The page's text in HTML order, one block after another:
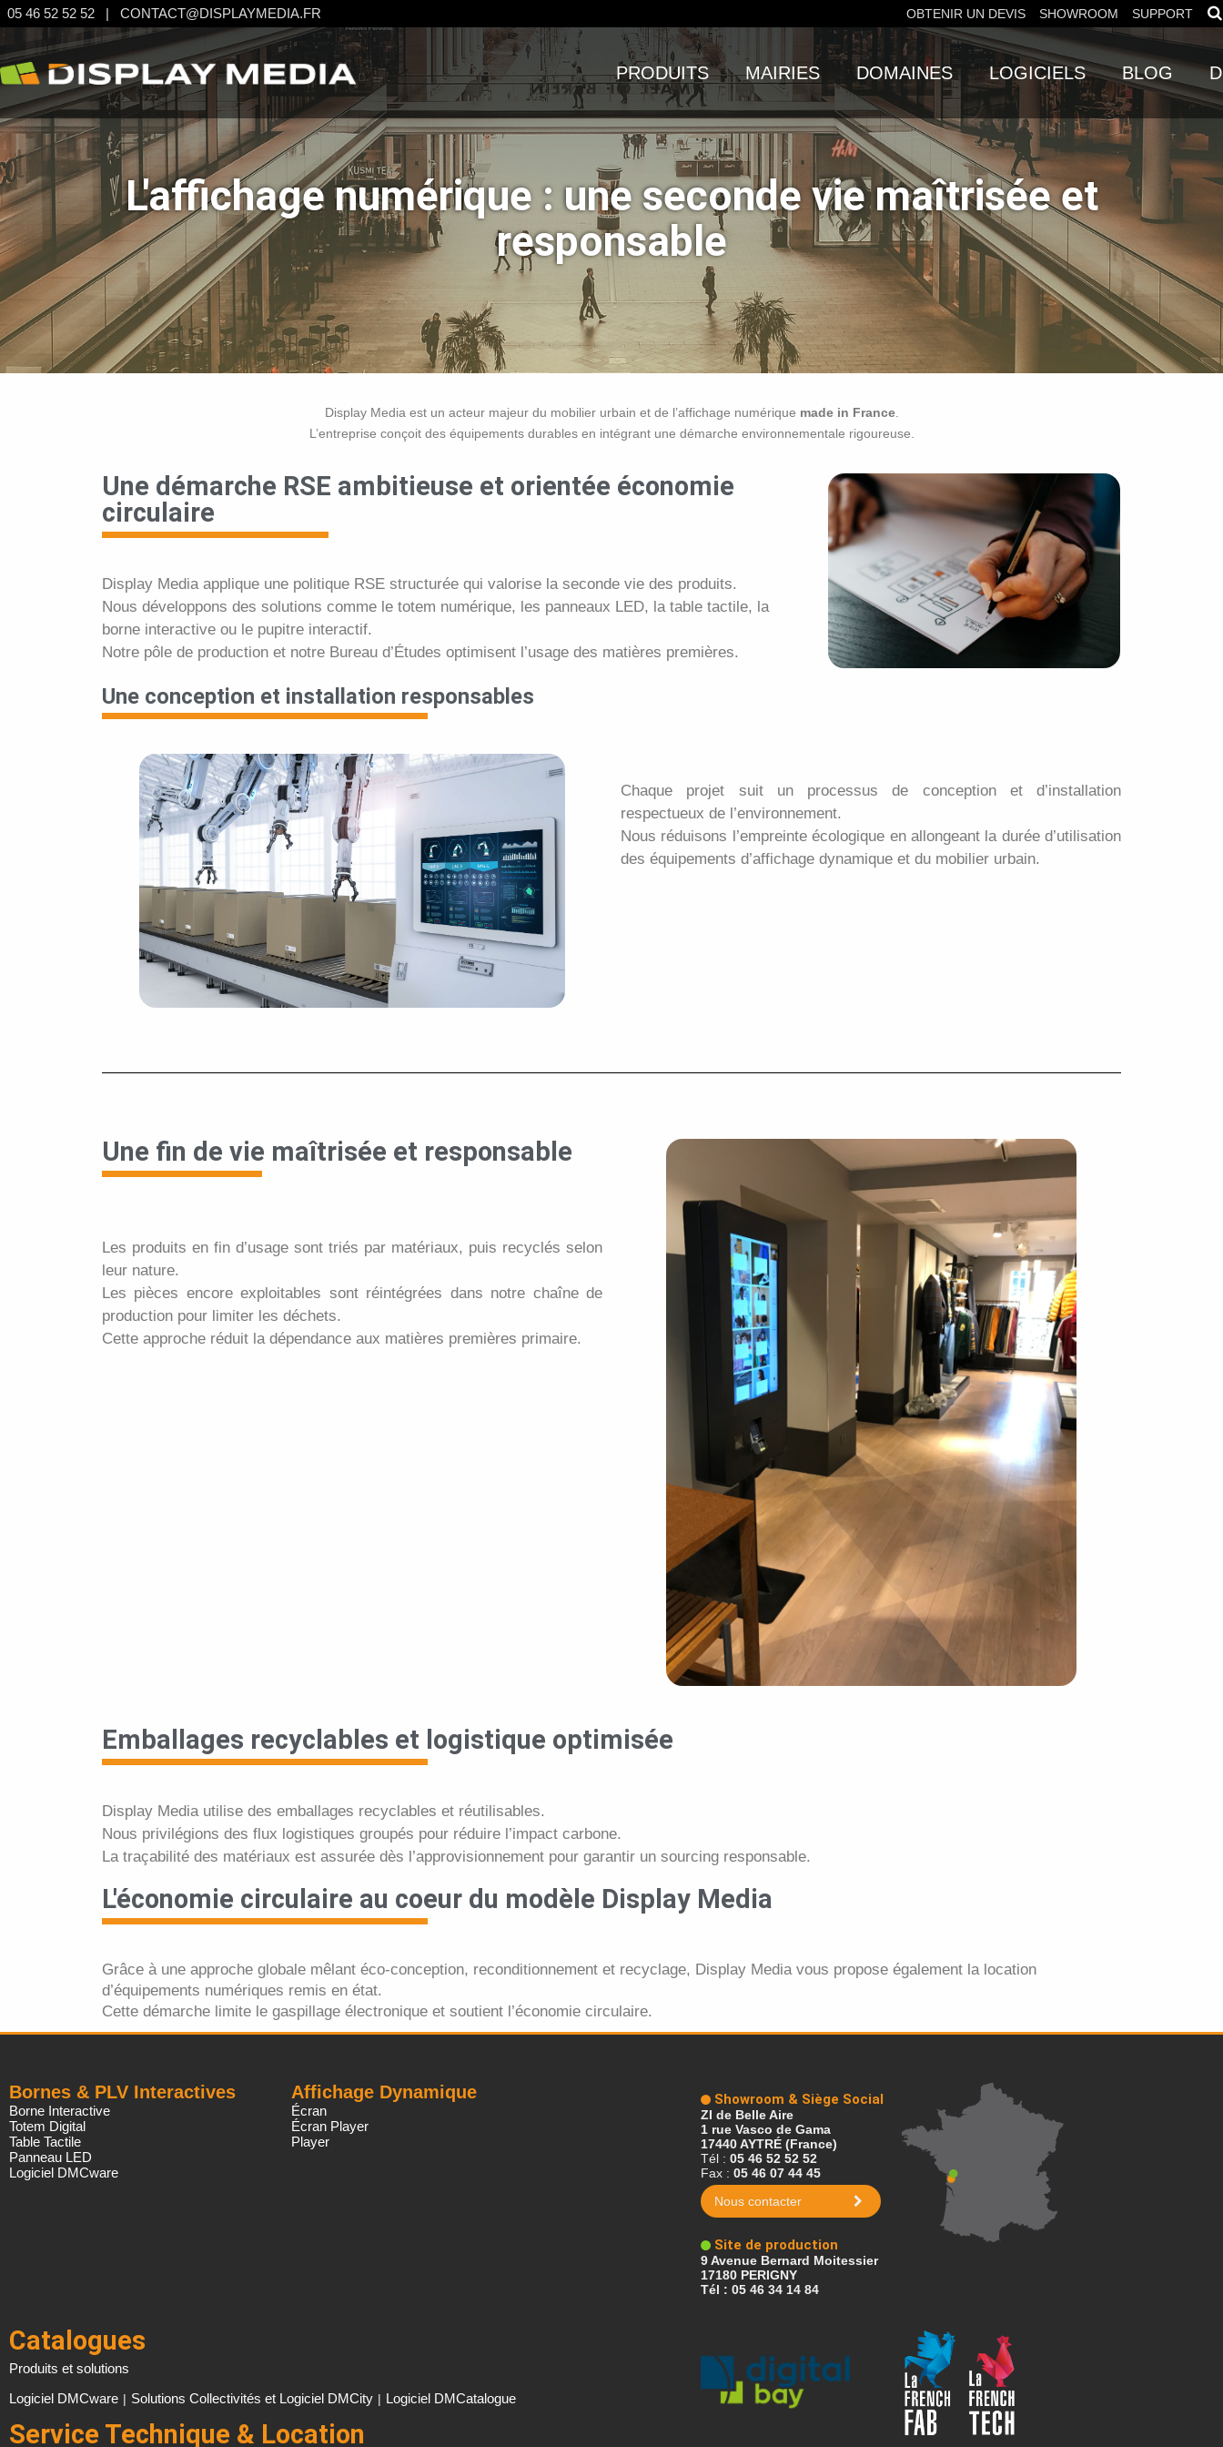
05 46 52 52 52 | CONTACT@DISPLAYMEDIA.FR OBTENIR UN DEVIS SHOWROOM SUPPORT
PRODUITS MAIRIES DOMAINES LOGICIELS BLOG
L'affichage numérique : une seconde vie maîtrisée et
responsable
Display Media est un acteur majeur du mobilier urbain et de l’affichage numérique made in France.
L’entreprise conçoit des équipements durables en intégrant une démarche environnementale rigoureuse.
Une démarche RSE ambitieuse et orientée économie
circulaire
Display Media applique une politique RSE structurée qui valorise la seconde vie des produits.
Nous développons des solutions comme le totem numérique, les panneaux LED, la table tactile, la
borne interactive ou le pupitre interactif.
Notre pôle de production et notre Bureau d’Études optimisent l’usage des matières premières.
Une conception et installation responsables
Chaque projet suit un processus de conception et d’installation
respectueux de l’environnement.
Nous réduisons l’empreinte écologique en allongeant la durée d’utilisation
des équipements d’affichage dynamique et du mobilier urbain.
Une fin de vie maîtrisée et responsable
Les produits en fin d’usage sont triés par matériaux, puis recyclés selon
leur nature.
Les pièces encore exploitables sont réintégrées dans notre chaîne de
production pour limiter les déchets.
Cette approche réduit la dépendance aux matières premières primaire.
Emballages recyclables et logistique optimisée
Display Media utilise des emballages recyclables et réutilisables.
Nous privilégions des flux logistiques groupés pour réduire l’impact carbone.
La traçabilité des matériaux est assurée dès l’approvisionnement pour garantir un sourcing responsable.
L'économie circulaire au coeur du modèle Display Media
Grâce à une approche globale mêlant éco-conception, reconditionnement et recyclage, Display Media vous propose également la location
d’équipements numériques remis en état.
Cette démarche limite le gaspillage électronique et soutient l’économie circulaire.
Bornes & PLV Interactives
Borne Interactive
Totem Digital
Table Tactile
Panneau LED
Logiciel DMCware
Affichage Dynamique
Écran
Écran Player
Player
Showroom & Siège Social
ZI de Belle Aire
1 rue Vasco de Gama
17440 AYTRÉ (France)
Tél : 05 46 52 52 52
Fax : 05 46 07 44 45
Nous contacter
Site de production
9 Avenue Bernard Moitessier
17180 PERIGNY
Tél : 05 46 34 14 84
Catalogues
Produits et solutions
Logiciel DMCware | Solutions Collectivités et Logiciel DMCity | Logiciel DMCatalogue
Service Technique & Location